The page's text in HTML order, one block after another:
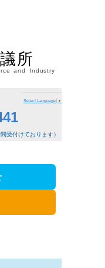
所
and Industry
Select Language ▼
受付けております）